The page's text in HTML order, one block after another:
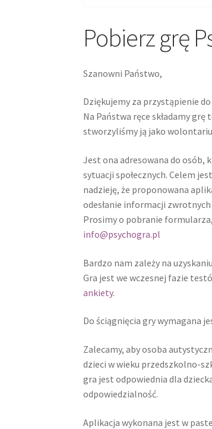
Pobierz grę
Szanowni Państwo,
Dziękujemy za przystąpienie
Na Państwa ręce składamy
stworzyliśmy ją jako
Jest ona adresowana do
sytuacji społecznych. Celem
nadzieję, że proponowana
odesłanie informacji
Prosimy o pobranie
info@psychogra.pl
Bardzo nam zależy na
Gra jest we wczesnej fazie
ankiety.
Do ściągnięcia gry wymagana
Zalecamy, aby osoba
dzieci w wieku przedszkolno-
gra jest odpowiednia dla
odpowiedzialność.
Aplikacja wykonana jest w